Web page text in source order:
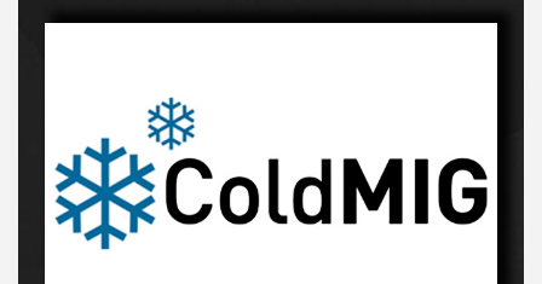
Innowacyjny proces-kliknij, a dowiesz sie więcej